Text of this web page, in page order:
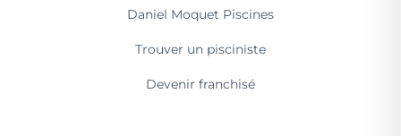
Daniel Moquet Piscines
Trouver un pisciniste
Devenir franchisé